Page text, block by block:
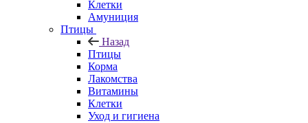
Клетки
Амуниция
Птицы
Назад
Птицы
Корма
Лакомства
Витамины
Клетки
Уход и гигиена